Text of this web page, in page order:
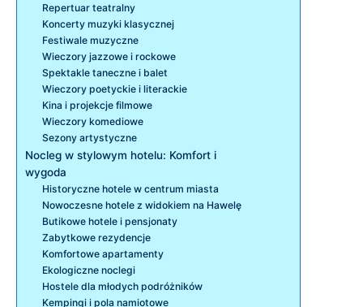
Repertuar teatralny
Koncerty muzyki klasycznej
Festiwale muzyczne
Wieczory jazzowe i rockowe
Spektakle taneczne i balet
Wieczory poetyckie i literackie
Kina i projekcje filmowe
Wieczory komediowe
Sezony artystyczne
Nocleg w stylowym hotelu: Komfort i
wygoda
Historyczne hotele w centrum miasta
Nowoczesne hotele z widokiem na Hawelę
Butikowe hotele i pensjonaty
Zabytkowe rezydencje
Komfortowe apartamenty
Ekologiczne noclegi
Hostele dla młodych podróżników
Kempingi i pola namiotowe